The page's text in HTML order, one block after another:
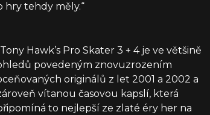
hry tehdy měly.“
Hawk’s Pro Skater 3 + 4 je ve většině
povedeným znovuzrozením
originálů z let 2001 a 2002 a
vítanou časovou kapslí, která
to nejlepší ze zlaté éry her na